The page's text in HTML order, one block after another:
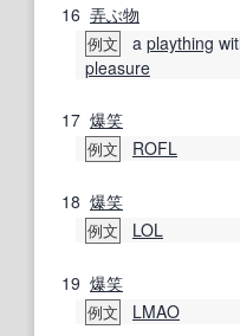
16 弄ぶ物
例文 a plaything
pleasure
17 爆笑
例文 ROFL
18 爆笑
例文 LOL
19 爆笑
例文 LMAO